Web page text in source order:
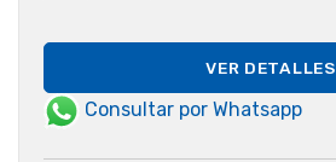
VER DETALLES
Consultar por Whatsapp